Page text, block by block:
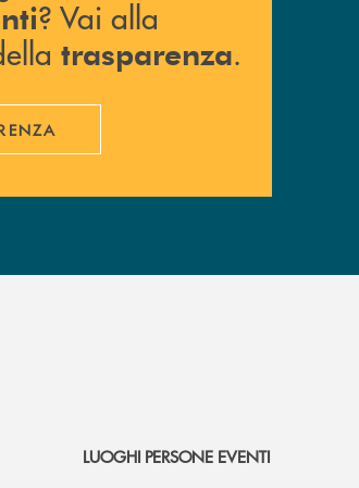
? Vai alla
trasparenza.
LUOGHI PERSONE EVENTI